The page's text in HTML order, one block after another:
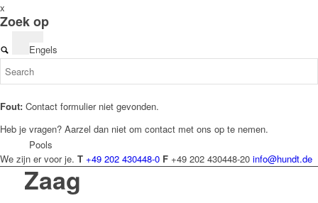
Engels
Pools
x
Zoek op
Fout: Contact formulier niet gevonden.
Heb je vragen? Aarzel dan niet om contact met ons op te nemen.
We zijn er voor je. T +49 202 430448-0 F +49 202 430448-20 info@hundt.de
Zaag